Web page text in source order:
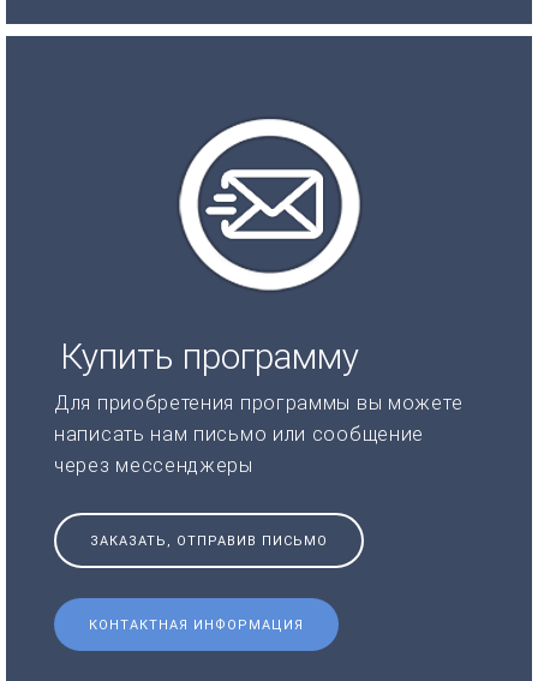
Купить программу
Для приобретения программы вы можете
написать нам письмо или сообщение
через мессенджеры
ЗАКАЗАТЬ, ОТПРАВИВ ПИСЬМО
КОНТАКТНАЯ ИНФОРМАЦИЯ